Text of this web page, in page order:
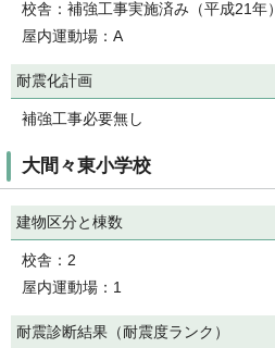
校舎：補強工事実施済み（平成21年）
屋内運動場：A
耐震化計画
補強工事必要無し
大間々東小学校
建物区分と棟数
校舎：2
屋内運動場：1
耐震診断結果（耐震度ランク）